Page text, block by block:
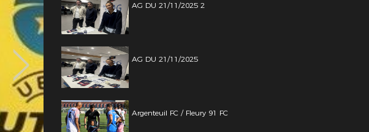
AG DU 21/11/2025 2
AG DU 21/11/2025
Argenteuil FC / Fleury 91 FC